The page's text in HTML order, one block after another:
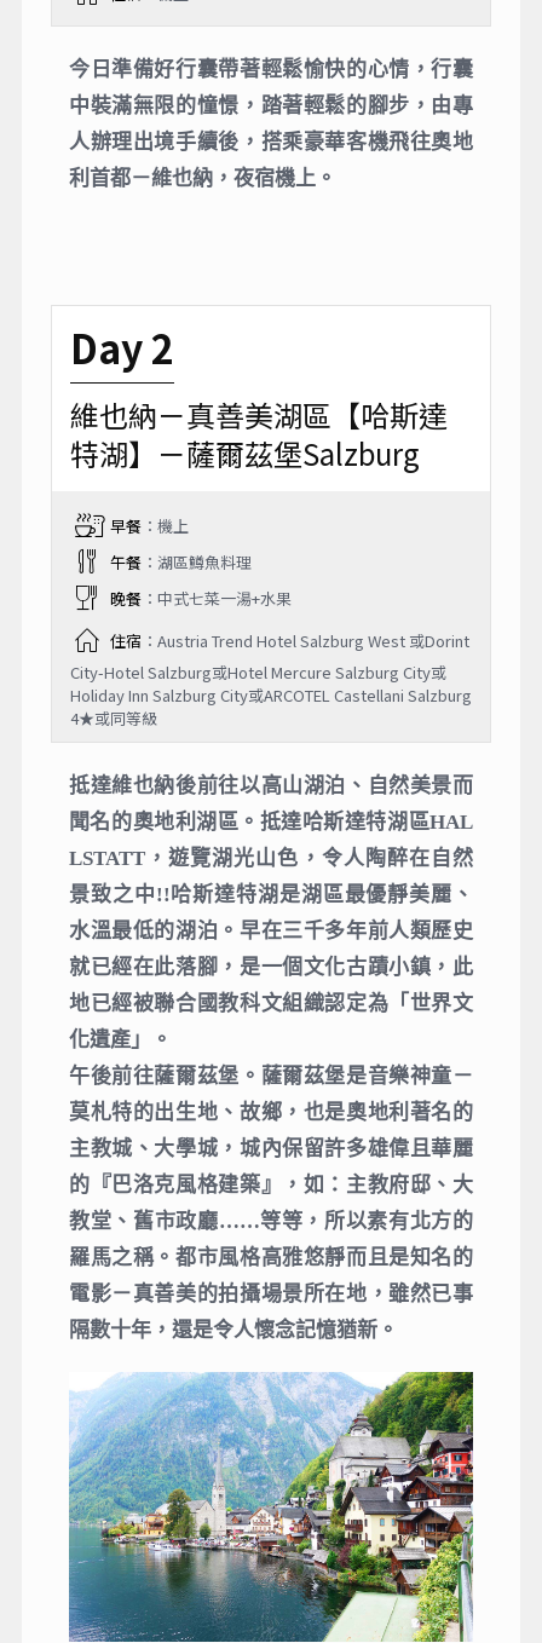
今日準備好行囊帶著輕鬆愉快的心情，行囊
中裝滿無限的憧憬，踏著輕鬆的腳步，由專
人辦理出境手續後，搭乘豪華客機飛往奧地
利首都－維也納，夜宿機上。
Day 2
維也納－真善美湖區【哈斯達
特湖】－薩爾茲堡Salzburg
早餐：機上
午餐：湖區鱒魚料理
晚餐：中式七菜一湯+水果
住宿 ：Austria Trend Hotel Salzburg West 或Dorint
City-Hotel Salzburg或Hotel Mercure Salzburg City或
Holiday Inn Salzburg City或ARCOTEL Castellani Salzburg
4★或同等級
抵達維也納後前往以高山湖泊、自然美景而
聞名的奧地利湖區。抵達哈斯達特湖區HAL
LSTATT，遊覽湖光山色，令人陶醉在自然
景致之中!!哈斯達特湖是湖區最優靜美麗、
水溫最低的湖泊。早在三千多年前人類歷史
就已經在此落腳，是一個文化古蹟小鎮，此
地已經被聯合國教科文組織認定為「世界文
化遺產」。
午後前往薩爾茲堡。薩爾茲堡是音樂神童－
莫札特的出生地、故鄉，也是奧地利著名的
主教城、大學城，城內保留許多雄偉且華麗
的『巴洛克風格建築』，如：主教府邸、大
教堂、舊市政廳……等等，所以素有北方的
羅馬之稱。都市風格高雅悠靜而且是知名的
電影－真善美的拍攝場景所在地，雖然已事
隔數十年，還是令人懷念記憶猶新。